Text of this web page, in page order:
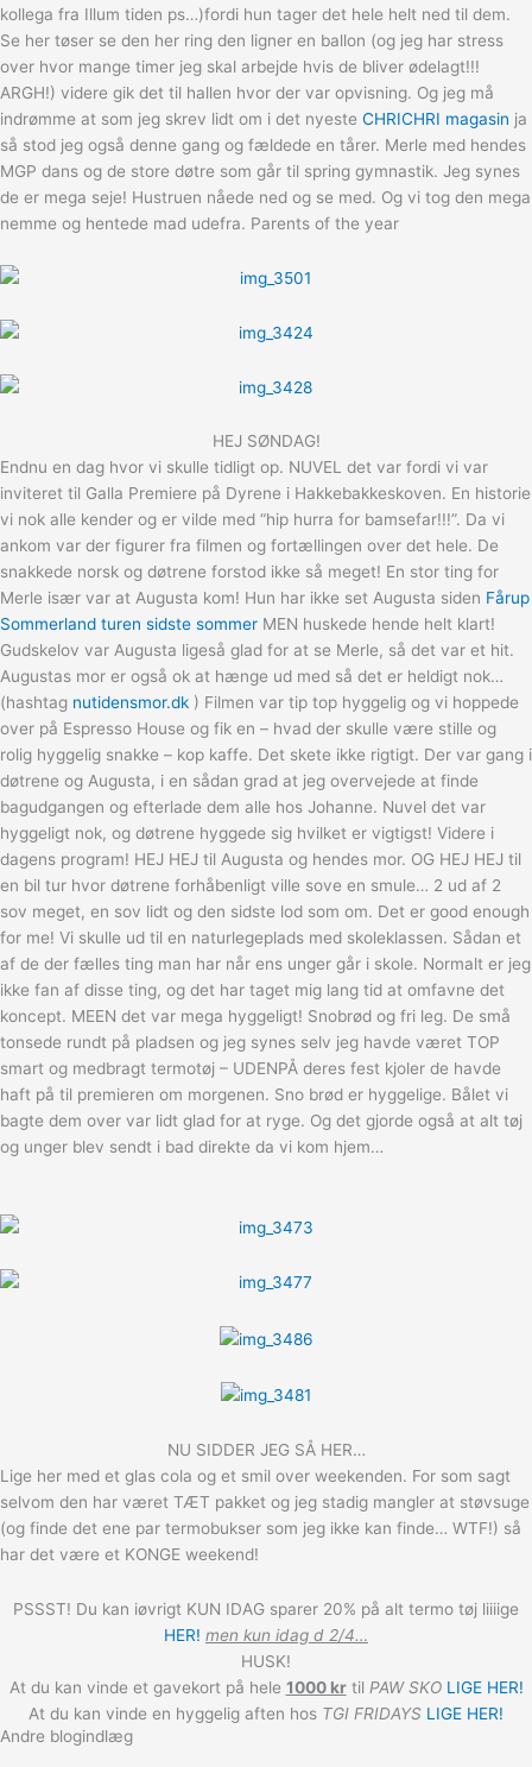
kollega fra Illum tiden ps…)fordi hun tager det hele helt ned til dem.
Se her tøser se den her ring den ligner en ballon (og jeg har stress
over hvor mange timer jeg skal arbejde hvis de bliver ødelagt!!!
ARGH!) videre gik det til hallen hvor der var opvisning. Og jeg må
indrømme at som jeg skrev lidt om i det nyeste CHRICHRI magasin ja
så stod jeg også denne gang og fældede en tårer. Merle med hendes
MGP dans og de store døtre som går til spring gymnastik. Jeg synes
de er mega seje! Hustruen nåede ned og se med. Og vi tog den mega
nemme og hentede mad udefra. Parents of the year
HEJ SØNDAG!
Endnu en dag hvor vi skulle tidligt op. NUVEL det var fordi vi var
inviteret til Galla Premiere på Dyrene i Hakkebakkeskoven. En historie
vi nok alle kender og er vilde med “hip hurra for bamsefar!!!”. Da vi
ankom var der figurer fra filmen og fortællingen over det hele. De
snakkede norsk og døtrene forstod ikke så meget! En stor ting for
Merle især var at Augusta kom! Hun har ikke set Augusta siden Fårup
Sommerland turen sidste sommer MEN huskede hende helt klart!
Gudskelov var Augusta ligeså glad for at se Merle, så det var et hit.
Augustas mor er også ok at hænge ud med så det er heldigt nok…
(hashtag nutidensmor.dk ) Filmen var tip top hyggelig og vi hoppede
over på Espresso House og fik en – hvad der skulle være stille og
rolig hyggelig snakke – kop kaffe. Det skete ikke rigtigt. Der var gang i
døtrene og Augusta, i en sådan grad at jeg overvejede at finde
bagudgangen og efterlade dem alle hos Johanne. Nuvel det var
hyggeligt nok, og døtrene hyggede sig hvilket er vigtigst! Videre i
dagens program! HEJ HEJ til Augusta og hendes mor. OG HEJ HEJ til
en bil tur hvor døtrene forhåbenligt ville sove en smule… 2 ud af 2
sov meget, en sov lidt og den sidste lod som om. Det er good enough
for me! Vi skulle ud til en naturlegeplads med skoleklassen. Sådan et
af de der fælles ting man har når ens unger går i skole. Normalt er jeg
ikke fan af disse ting, og det har taget mig lang tid at omfavne det
koncept. MEEN det var mega hyggeligt! Snobrød og fri leg. De små
tonsede rundt på pladsen og jeg synes selv jeg havde været TOP
smart og medbragt termotøj – UDENPÅ deres fest kjoler de havde
haft på til premieren om morgenen. Sno brød er hyggelige. Bålet vi
bagte dem over var lidt glad for at ryge. Og det gjorde også at alt tøj
og unger blev sendt i bad direkte da vi kom hjem…
NU SIDDER JEG SÅ HER…
Lige her med et glas cola og et smil over weekenden. For som sagt
selvom den har været TÆT pakket og jeg stadig mangler at støvsuge
(og finde det ene par termobukser som jeg ikke kan finde… WTF!) så
har det være et KONGE weekend!
PSSST! Du kan iøvrigt KUN IDAG sparer 20% på alt termo tøj liiiige
HER! men kun idag d 2/4…
HUSK!
At du kan vinde et gavekort på hele 1000 krtil PAW SKO LIGE HER!
At du kan vinde en hyggelig aften hos TGI FRIDAYS LIGE HER!
Andre blogindlæg